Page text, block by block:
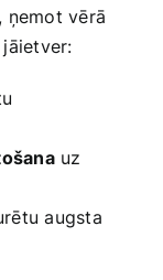
ņemot vērā
uz
augsta